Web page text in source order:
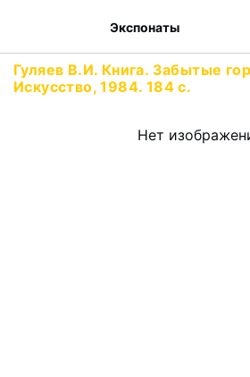
Экспонаты
Гуляев В.И. Книга. Забытые
Искусство, 1984. 184 с.
Нет